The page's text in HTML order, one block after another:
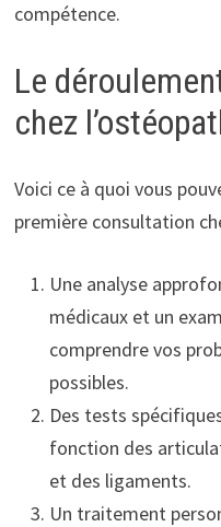
compétence.
Le
chez
Voici ce à quoi vous
première consultation
Une analyse
médicaux et un
comprendre vos
possibles.
Des tests
fonction des
et des ligaments.
Un traitement